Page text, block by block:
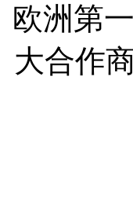
欧洲第
大合作